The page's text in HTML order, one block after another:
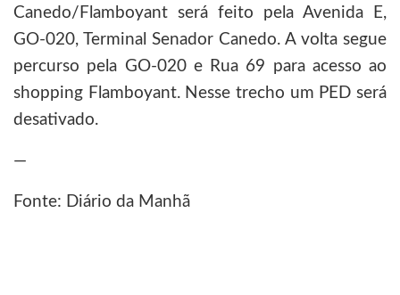
Canedo/Flamboyant será feito pela Avenida E,
GO-020, Terminal Senador Canedo. A volta segue
percurso pela GO-020 e Rua 69 para acesso ao
shopping Flamboyant. Nesse trecho um PED será
desativado.
—
Fonte: Diário da Manhã